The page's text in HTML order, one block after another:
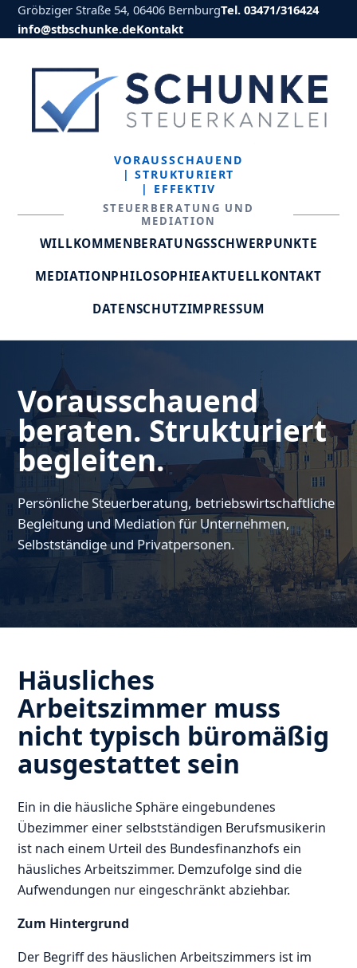
Gröbziger Straße 54, 06406 BernburgTel. 03471/316424
info@stbschunke.deKontakt
VORAUSSCHAUEND
| STRUKTURIERT
| EFFEKTIV
STEUERBERATUNG UND
MEDIATION
WILLKOMMENBERATUNGSSCHWERPUNKTE
MEDIATIONPHILOSOPHIEAKTUELLKONTAKT
DATENSCHUTZIMPRESSUM
Vorausschauend
beraten. Strukturiert
begleiten.
Persönliche Steuerberatung, betriebswirtschaftliche
Begleitung und Mediation für Unternehmen,
Selbstständige und Privatpersonen.
Häusliches
Arbeitszimmer muss
nicht typisch büromäßig
ausgestattet sein
Ein in die häusliche Sphäre eingebundenes
Übezimmer einer selbstständigen Berufsmusikerin
ist nach einem Urteil des Bundesfinanzhofs ein
häusliches Arbeitszimmer. Demzufolge sind die
Aufwendungen nur eingeschränkt abziehbar.
Zum Hintergrund
Der Begriff des häuslichen Arbeitszimmers ist im